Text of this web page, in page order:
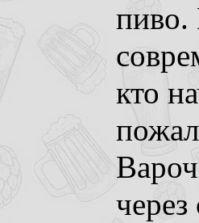
пиво.
кто